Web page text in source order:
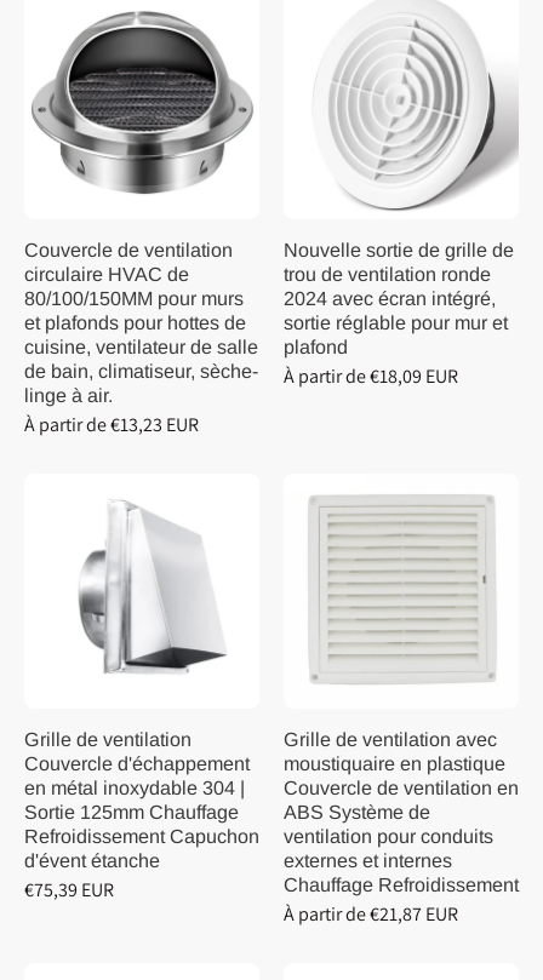
Couvercle de ventilation
circulaire HVAC de
80/100/150MM pour murs
et plafonds pour hottes de
cuisine, ventilateur de salle
de bain, climatiseur, sèche-
linge à air.
À partir de €13,23 EUR
Nouvelle sortie de grille de
trou de ventilation ronde
2024 avec écran intégré,
sortie réglable pour mur et
plafond
À partir de €18,09 EUR
Grille de ventilation
Couvercle d'échappement
en métal inoxydable 304 |
Sortie 125mm Chauffage
Refroidissement Capuchon
d'évent étanche
€75,39 EUR
Grille de ventilation avec
moustiquaire en plastique
Couvercle de ventilation en
ABS Système de
ventilation pour conduits
externes et internes
Chauffage Refroidissement
À partir de €21,87 EUR